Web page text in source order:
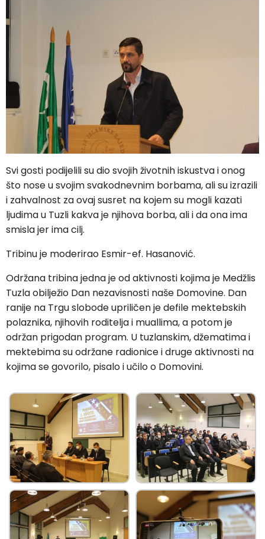
Svi gosti podijelili su dio svojih životnih iskustva i onog
što nose u svojim svakodnevnim borbama, ali su izrazili
i zahvalnost za ovaj susret na kojem su mogli kazati
ljudima u Tuzli kakva je njihova borba, ali i da ona ima
smisla jer ima cilj.
Tribinu je moderirao Esmir-ef. Hasanović.
Održana tribina jedna je od aktivnosti kojima je Medžlis
Tuzla obilježio Dan nezavisnosti naše Domovine. Dan
ranije na Trgu slobode upriličen je defile mektebskih
polaznika, njihovih roditelja i muallima, a potom je
održan prigodan program. U tuzlanskim, džematima i
mektebima su održane radionice i druge aktivnosti na
kojima se govorilo, pisalo i učilo o Domovini.